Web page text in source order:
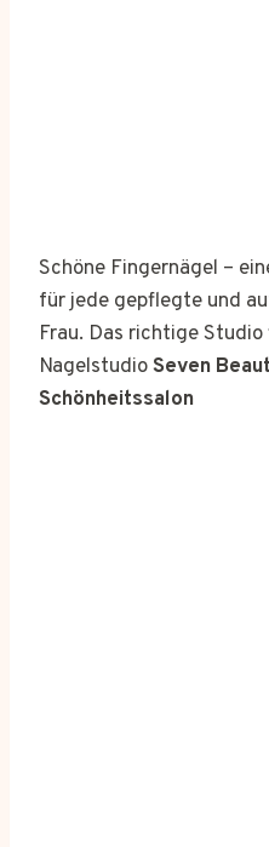
Schöne Fingernägel –
für jede gepflegte und
Frau. Das richtige
NagelstudioSeven
Schönheitssalon